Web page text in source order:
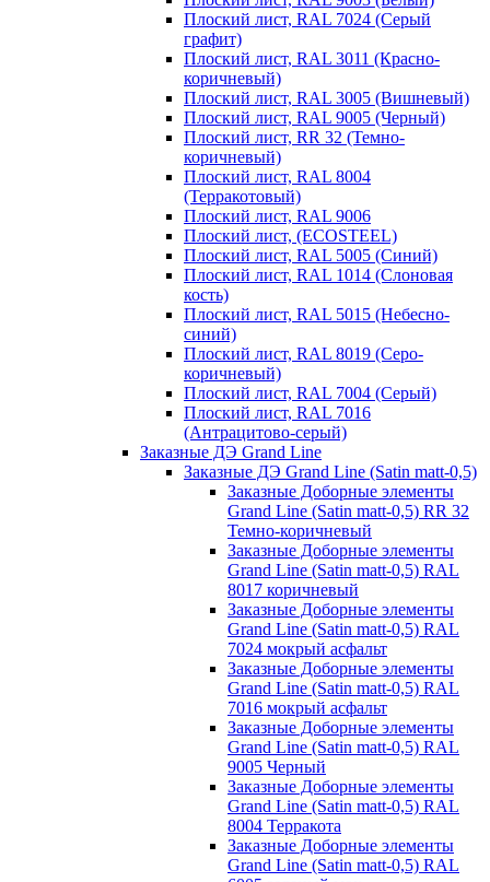
Плоский лист, RAL 7024 (Серый
графит)
Плоский лист, RAL 3011 (Красно-
коричневый)
Плоский лист, RAL 3005 (Вишневый)
Плоский лист, RAL 9005 (Черный)
Плоский лист, RR 32 (Темно-
коричневый)
Плоский лист, RAL 8004
(Терракотовый)
Плоский лист, RAL 9006
Плоский лист, (ECOSTEEL)
Плоский лист, RAL 5005 (Синий)
Плоский лист, RAL 1014 (Слоновая
кость)
Плоский лист, RAL 5015 (Небесно-
синий)
Плоский лист, RAL 8019 (Серо-
коричневый)
Плоский лист, RAL 7004 (Серый)
Плоский лист, RAL 7016
(Антрацитово-серый)
Заказные ДЭ Grand Line
Заказные ДЭ Grand Line (Satin matt-0,5)
Заказные Доборные элементы
Grand Line (Satin matt-0,5) RR 32
Темно-коричневый
Заказные Доборные элементы
Grand Line (Satin matt-0,5) RAL
8017 коричневый
Заказные Доборные элементы
Grand Line (Satin matt-0,5) RAL
7024 мокрый асфальт
Заказные Доборные элементы
Grand Line (Satin matt-0,5) RAL
7016 мокрый асфальт
Заказные Доборные элементы
Grand Line (Satin matt-0,5) RAL
9005 Черный
Заказные Доборные элементы
Grand Line (Satin matt-0,5) RAL
8004 Терракота
Заказные Доборные элементы
Grand Line (Satin matt-0,5) RAL